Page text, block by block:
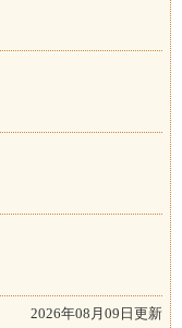
2026年08月09日更新